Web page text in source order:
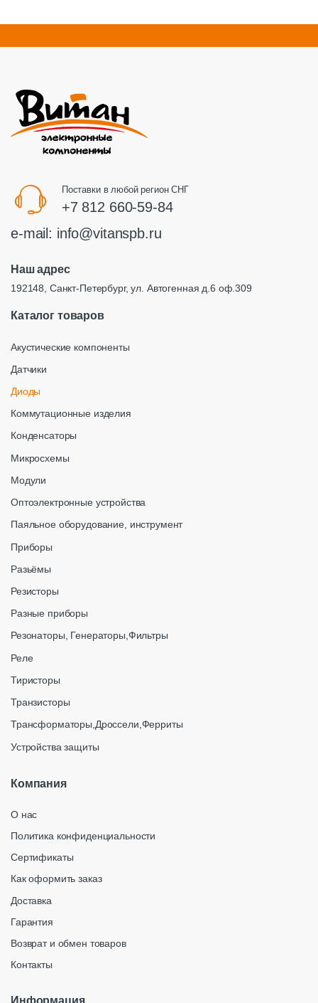
Поставки в любой регион СНГ
+7 812 660-59-84
e-mail: info@vitanspb.ru
Наш адрес
192148, Санкт-Петербург, ул. Автогенная д.6 оф.309
Каталог товаров
Акустические компоненты
Датчики
Диоды
Коммутационные изделия
Конденсаторы
Микросхемы
Модули
Оптоэлектронные устройства
Паяльное оборудование, инструмент
Приборы
Разьёмы
Резисторы
Разные приборы
Резонаторы, Генераторы,Фильтры
Реле
Тиристоры
Транзисторы
Трансформаторы,Дроссели,Ферриты
Устройства защиты
Компания
О нас
Политика конфиденциальности
Сертификаты
Как оформить заказ
Доставка
Гарантия
Возврат и обмен товаров
Контакты